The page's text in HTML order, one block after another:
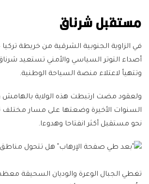
مستقبل شرناق
في الزاوية الجنوبية الشرقية من خريطة
أصداء التوتر السياسي والأمني تستعيد
وتتهيأ لاعتلاء منصة السياحة الوطنية.
ولعقود مضت ارتبطت هذه الولاية بالهامش
السنوات الأخيرة وضعتها على مسار مختلف
نحو مستقبل أكثر انفتاحا وهدوءا.
تغطي الجبال الوعرة والوديان السحيقة